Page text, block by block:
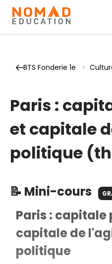
BTS Fonderie 1e >
Paris :
et capitale
politique
📝 Mini-cours
Paris : capitale
capitale de
politique